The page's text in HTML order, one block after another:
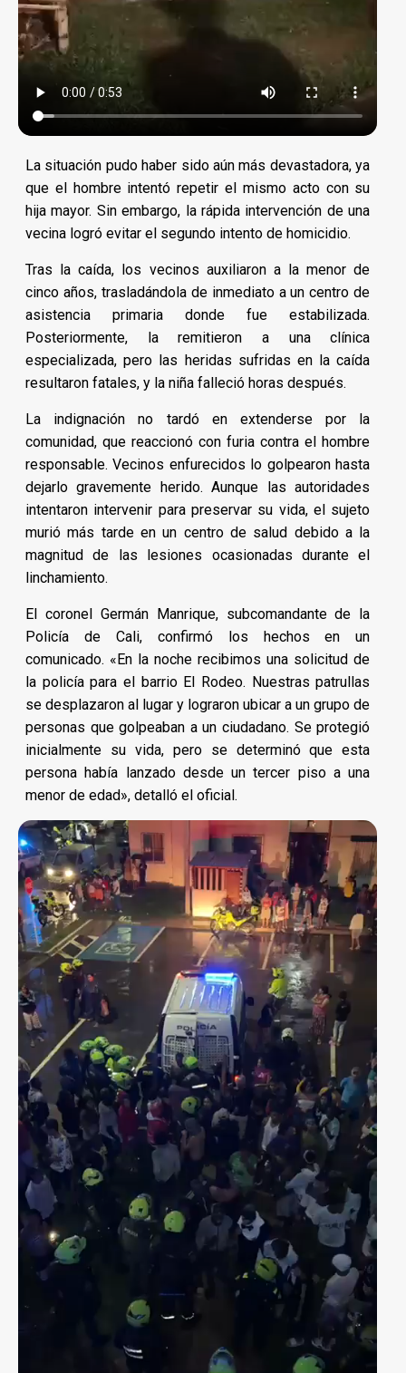
La situación pudo haber sido aún más devastadora, ya
que el hombre intentó repetir el mismo acto con su
hija mayor. Sin embargo, la rápida intervención de una
vecina logró evitar el segundo intento de homicidio.
Tras la caída, los vecinos auxiliaron a la menor de
cinco años, trasladándola de inmediato a un centro de
asistencia primaria donde fue estabilizada.
Posteriormente, la remitieron a una clínica
especializada, pero las heridas sufridas en la caída
resultaron fatales, y la niña falleció horas después.
La indignación no tardó en extenderse por la
comunidad, que reaccionó con furia contra el hombre
responsable. Vecinos enfurecidos lo golpearon hasta
dejarlo gravemente herido. Aunque las autoridades
intentaron intervenir para preservar su vida, el sujeto
murió más tarde en un centro de salud debido a la
magnitud de las lesiones ocasionadas durante el
linchamiento.
El coronel Germán Manrique, subcomandante de la
Policía de Cali, confirmó los hechos en un
comunicado. «En la noche recibimos una solicitud de
la policía para el barrio El Rodeo. Nuestras patrullas
se desplazaron al lugar y lograron ubicar a un grupo de
personas que golpeaban a un ciudadano. Se protegió
inicialmente su vida, pero se determinó que esta
persona había lanzado desde un tercer piso a una
menor de edad», detalló el oficial.